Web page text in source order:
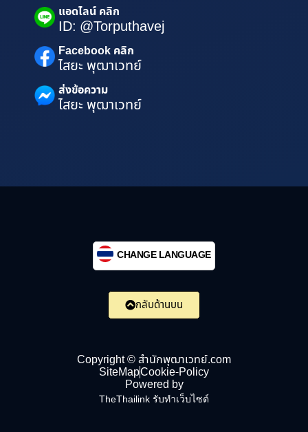
แอดไลน์ คลิก
ID: @Torputhavej
Facebook คลิก
ไสยะ พุฒาเวทย์
ส่งข้อความ
ไสยะ พุฒาเวทย์
Copyright © สำนักพุฒาเวทย์.com
SiteMapCookie-Policy
Powered by
TheThailink รับทำเว็บไซต์
CHANGE LANGUAGE
กลับด้านบน